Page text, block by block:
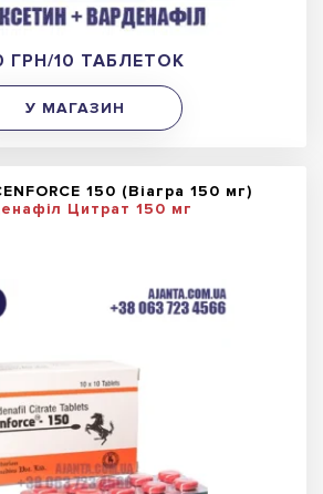
ГРН/10 ТАБЛЕТОК
У МАГАЗИН
150 (Віагра 150 мг)
Цитрат 150 мг